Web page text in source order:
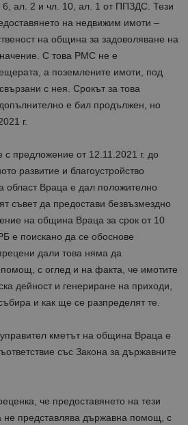
ал. 2 и чл. 10, ал. 1 от ППЗДС. Тези
на недвижим имоти –
на община за задоволяване на
С това РМС не е
а поземлените имоти, под
с нея. Срокът за това
е бил продължен, но
г.
с предложение от 12.11.2021 г. до
развитие и благоустройство
област Враца е дал положително
съвет да предостави безвъзмездно
на община Враца за срок от 10
е поискано да се обоснове
дали това няма да
с оглед и на факта, че имотите
дейност и генериране на приходи,
и как ще се разпределят те.
кметът на община Враца е
със Закона за държавните
че предоставянето на тези
представлява държавна помощ, с